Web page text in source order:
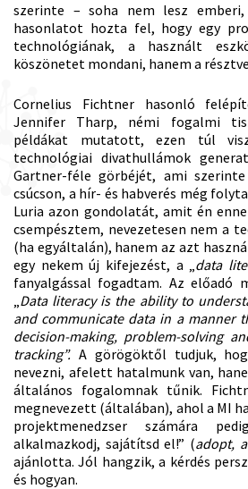
szerinte – soha nem lesz
hasonlatot hozta fel, hogy egy
technológiának, a használt
köszönetet mondani, hanem a
Cornelius Fichtner hasonló
Jennifer Tharp, némi fogalmi
példákat mutatott, ezen túl
technológiai divathullámok
Gartner-féle görbéjét, ami
csúcson, a hír- és habverés még
Luria azon gondolatát, amit én
csempésztem, nevezetesen nem a
(ha egyáltalán), hanem az azt
egy nekem új kifejezést, a „ data
fanyalgással fogadtam. Az előadó
Data literacy is the ability to
and communicate data in a manner
decision-making, problem-solving
tracking”. A görögöktől tudjuk,
nevezni, afelett hatalmunk van,
általános fogalomnak tűnik.
megnevezett (általában), ahol a MI
projektmenedzser számára
alkalmazkodj, sajátítsd el!” (adopt,
ajánlotta. Jól hangzik, a kérdés
és hogyan.